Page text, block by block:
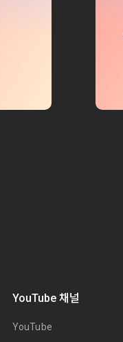
YouTube 채널
YouTube